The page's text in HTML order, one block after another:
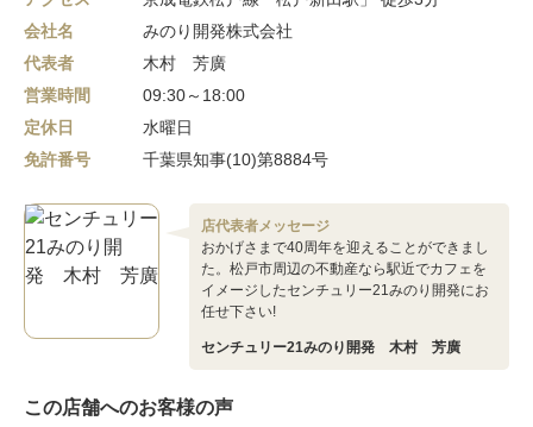
会社名
みのり開発株式会社
代表者
木村 芳廣
営業時間
09:30～18:00
定休日
水曜日
免許番号
千葉県知事(10)第8884号
店代表者メッセージ
おかげさまで40周年を迎えることができまし
た。松戸市周辺の不動産なら駅近でカフェを
イメージしたセンチュリー21みのり開発にお
任せ下さい!
センチュリー21みのり開発 木村 芳廣
この店舗へのお客様の声